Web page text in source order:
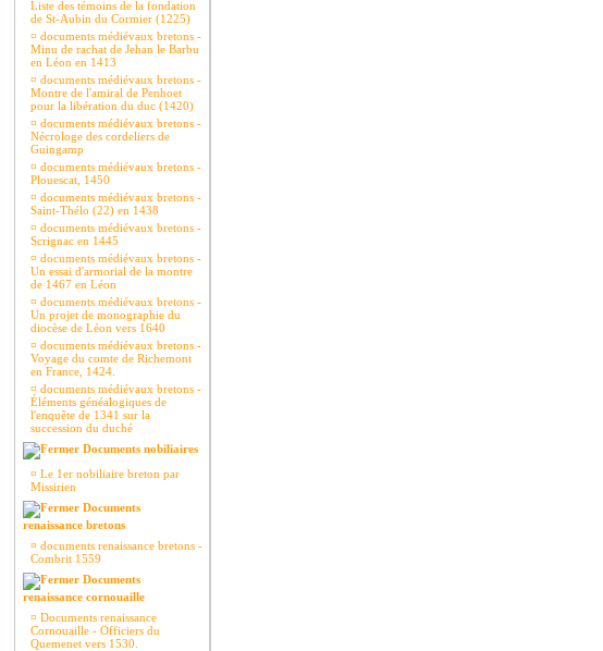
Liste des témoins de la fondation
de St-Aubin du Cormier (1225)
¤ documents médiévaux bretons -
Minu de rachat de Jehan le Barbu
en Léon en 1413
¤ documents médiévaux bretons -
Montre de l'amiral de Penhoet
pour la libération du duc (1420)
¤ documents médiévaux bretons -
Nécrologe des cordeliers de
Guingamp
¤ documents médiévaux bretons -
Plouescat, 1450
¤ documents médiévaux bretons -
Saint-Thélo (22) en 1438
¤ documents médiévaux bretons -
Scrignac en 1445
¤ documents médiévaux bretons -
Un essai d'armorial de la montre
de 1467 en Léon
¤ documents médiévaux bretons -
Un projet de monographie du
diocèse de Léon vers 1640
¤ documents médiévaux bretons -
Voyage du comte de Richemont
en France, 1424.
¤ documents médiévaux bretons -
Éléments généalogiques de
l'enquête de 1341 sur la
succession du duché
Documents nobiliaires
¤ Le 1er nobiliaire breton par
Missirien
Documents
renaissance bretons
¤ documents renaissance bretons -
Combrit 1559
Documents
renaissance cornouaille
¤ Documents renaissance
Cornouaille - Officiers du
Quemenet vers 1530.